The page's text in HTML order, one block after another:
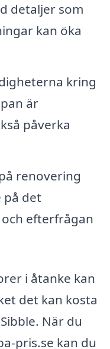
detaljer som
kan öka
kring
är
påverka
renovering
på det
efterfrågan
i åtanke kan
det kan kosta
När du
pris.se kan du